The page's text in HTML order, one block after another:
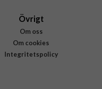
Övrigt
Om oss
Om cookies
Integritetspolicy